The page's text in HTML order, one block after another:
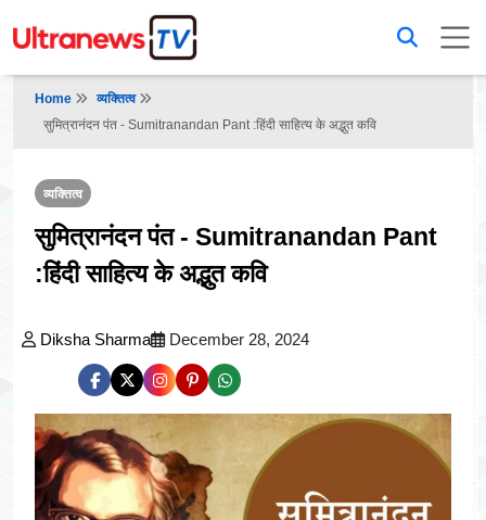
Home
व्यक्तित्व
सुमित्रानंदन पंत - Sumitranandan Pant :हिंदी साहित्य के अद्भुत कवि
व्यक्तित्व
सुमित्रानंदन पंत - Sumitranandan Pant
:हिंदी साहित्य के अद्भुत कवि
Diksha Sharma December 28, 2024